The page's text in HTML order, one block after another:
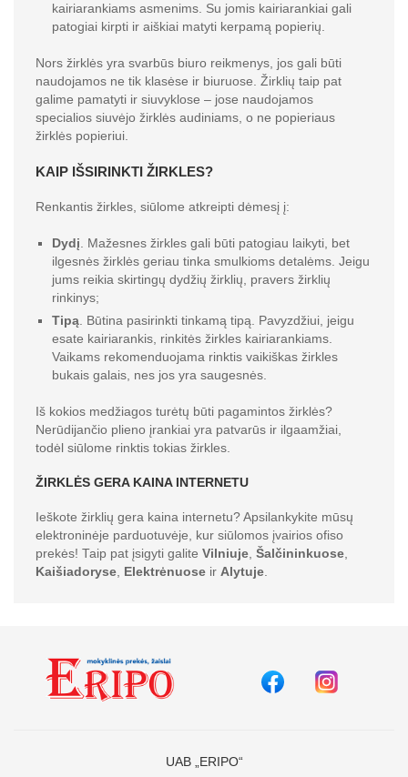
kairiarankiams asmenims. Su jomis kairiarankiai gali
patogiai kirpti ir aiškiai matyti kerpamą popierių.
Nors žirklės yra svarbūs biuro reikmenys, jos gali būti
naudojamos ne tik klasėse ir biuruose. Žirklių taip pat
galime pamatyti ir siuvyklose – jose naudojamos
specialios siuvėjo žirklės audiniams, o ne popieriaus
žirklės popieriui.
KAIP IŠSIRINKTI ŽIRKLES?
Renkantis žirkles, siūlome atkreipti dėmesį į:
Dydį . Mažesnes žirkles gali būti patogiau laikyti, bet
ilgesnės žirklės geriau tinka smulkioms detalėms. Jeigu
jums reikia skirtingų dydžių žirklių, pravers žirklių
rinkinys;
Tipą . Būtina pasirinkti tinkamą tipą. Pavyzdžiui, jeigu
esate kairiarankis, rinkitės žirkles kairiarankiams.
Vaikams rekomenduojama rinktis vaikiškas žirkles
bukais galais, nes jos yra saugesnės.
Iš kokios medžiagos turėtų būti pagamintos žirklės?
Nerūdijančio plieno įrankiai yra patvarūs ir ilgaamžiai,
todėl siūlome rinktis tokias žirkles.
ŽIRKLĖS GERA KAINA INTERNETU
Ieškote žirklių gera kaina internetu? Apsilankykite mūsų
elektroninėje parduotuvėje, kur siūlomos įvairios ofiso
prekės! Taip pat įsigyti galite Vilniuje Šalčininkuose
Kaišiadoryse Elektrėnuose ir Alytuje
UAB „ERIPO“